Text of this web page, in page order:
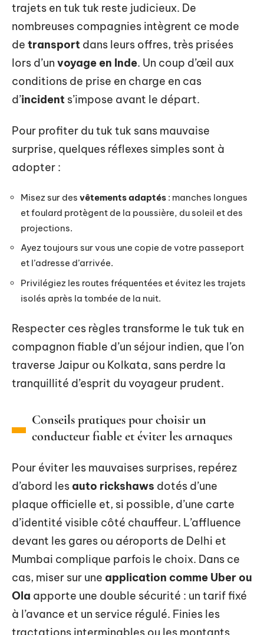
trajets en tuk tuk reste judicieux. De
nombreuses compagnies intègrent ce mode
de transport dans leurs offres, très prisées
lors d’un voyage en Inde. Un coup d’œil aux
conditions de prise en charge en cas
d’incident s’impose avant le départ.
Pour profiter du tuk tuk sans mauvaise
surprise, quelques réflexes simples sont à
adopter :
Misez sur des vêtements adaptés : manches longues
et foulard protègent de la poussière, du soleil et des
projections.
Ayez toujours sur vous une copie de votre passeport
et l’adresse d’arrivée.
Privilégiez les routes fréquentées et évitez les trajets
isolés après la tombée de la nuit.
Respecter ces règles transforme le tuk tuk en
compagnon fiable d’un séjour indien, que l’on
traverse Jaipur ou Kolkata, sans perdre la
tranquillité d’esprit du voyageur prudent.
Conseils pratiques pour choisir un
conducteur fiable et éviter les arnaques
Pour éviter les mauvaises surprises, repérez
d’abord les auto rickshaws dotés d’une
plaque officielle et, si possible, d’une carte
d’identité visible côté chauffeur. L’affluence
devant les gares ou aéroports de Delhi et
Mumbai complique parfois le choix. Dans ce
cas, miser sur une application comme Uber ou
Ola apporte une double sécurité : un tarif fixé
à l’avance et un service régulé. Finies les